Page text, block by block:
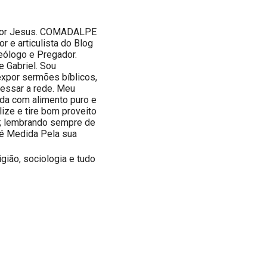
Jesus. COMADALPE
e articulista do Blog
e Pregador.
Gabriel. Sou
sermões bíblicos,
a rede. Meu
com alimento puro e
e tire bom proveito
sempre de
Medida Pela sua
sociologia e tudo